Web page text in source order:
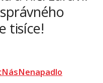
tisíce!